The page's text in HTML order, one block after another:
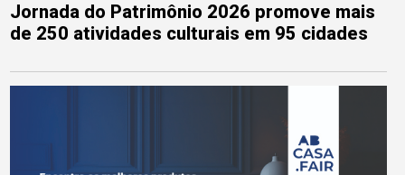
Jornada do Patrimônio 2026 promove mais
de 250 atividades culturais em 95 cidades